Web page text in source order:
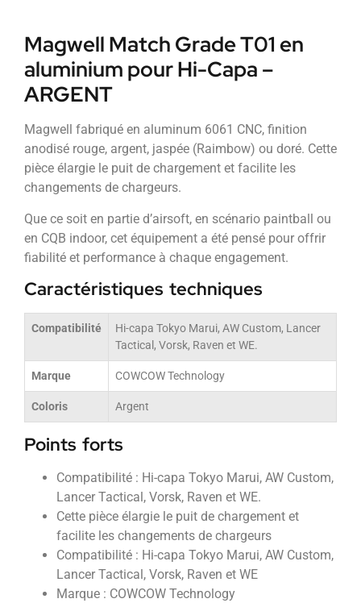
Magwell Match Grade T01 en
aluminium pour Hi-Capa –
ARGENT
Magwell fabriqué en aluminum 6061 CNC, finition
anodisé rouge, argent, jaspée (Raimbow) ou doré. Cette
pièce élargie le puit de chargement et facilite les
changements de chargeurs.
Que ce soit en partie d’airsoft, en scénario paintball ou
en CQB indoor, cet équipement a été pensé pour offrir
fiabilité et performance à chaque engagement.
Caractéristiques techniques
Compatibilité
Hi-capa Tokyo Marui, AW Custom, Lancer
Tactical, Vorsk, Raven et WE.
Marque COWCOW Technology
Coloris Argent
Points forts
Compatibilité : Hi-capa Tokyo Marui, AW Custom,
Lancer Tactical, Vorsk, Raven et WE.
Cette pièce élargie le puit de chargement et
facilite les changements de chargeurs
Compatibilité : Hi-capa Tokyo Marui, AW Custom,
Lancer Tactical, Vorsk, Raven et WE
Marque : COWCOW Technology